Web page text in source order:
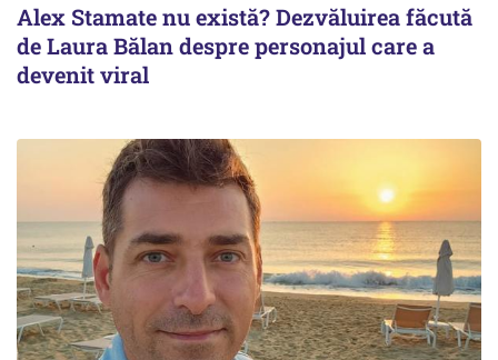
Alex Stamate nu există? Dezvăluirea făcută
de Laura Bălan despre personajul care a
devenit viral